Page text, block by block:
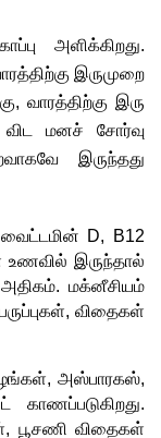
அளிக்கிறது.
இருமுறை
வாரத்திற்கு இரு
மனச் சோர்வு
இருந்தது
D, B12
உணவில் இருந்தால்
மக்னீசியம்
விதைகள்
அஸ்பாரகஸ்,
காணப்படுகிறது.
பூசணி விதைகள்